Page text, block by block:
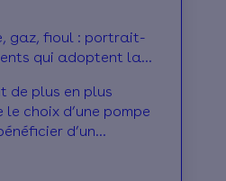
gaz, fioul : portrait-
qui adoptent la
de plus en plus
choix d’une pompe
d’un
Journée de la pompe